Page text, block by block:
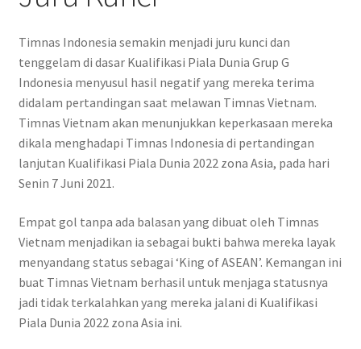
Timnas Indonesia semakin menjadi juru kunci dan
tenggelam di dasar Kualifikasi Piala Dunia Grup G
Indonesia menyusul hasil negatif yang mereka terima
didalam pertandingan saat melawan Timnas Vietnam.
Timnas Vietnam akan menunjukkan keperkasaan mereka
dikala menghadapi Timnas Indonesia di pertandingan
lanjutan Kualifikasi Piala Dunia 2022 zona Asia, pada hari
Senin 7 Juni 2021.
Empat gol tanpa ada balasan yang dibuat oleh Timnas
Vietnam menjadikan ia sebagai bukti bahwa mereka layak
menyandang status sebagai ‘King of ASEAN’. Kemangan ini
buat Timnas Vietnam berhasil untuk menjaga statusnya
jadi tidak terkalahkan yang mereka jalani di Kualifikasi
Piala Dunia 2022 zona Asia ini.